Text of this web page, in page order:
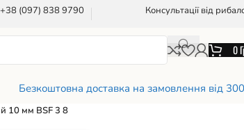
+38 (097) 838 9790 Консультації від
0
Безкоштовна доставка на замовлення від
10 мм BSF 3 8